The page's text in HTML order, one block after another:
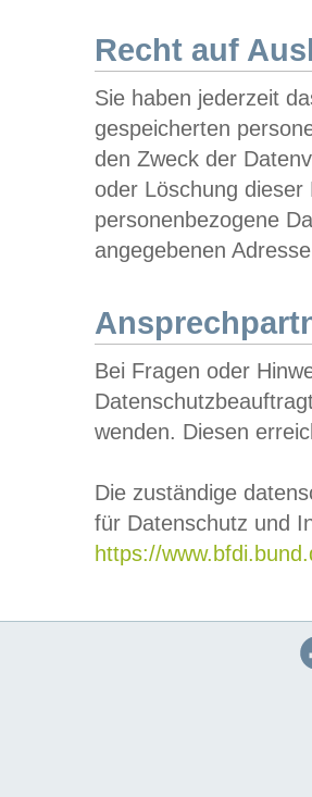
Recht auf
Sie haben jederzeit
gespeicherten
den Zweck der
oder Löschung
personenbezogene
angegebenen
Bei Fragen oder
wenden. Diesen
Die zuständige
für Datenschutz und
https://